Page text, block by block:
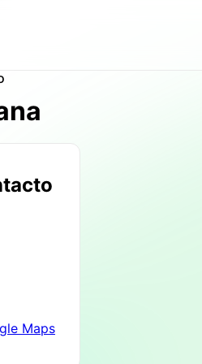
Maps